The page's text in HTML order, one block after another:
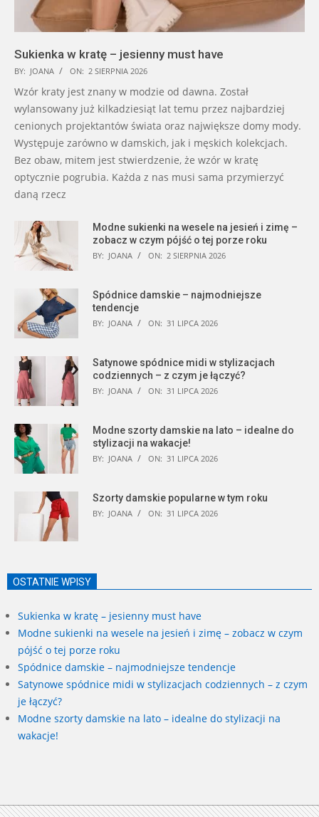
Sukienka w kratę – jesienny must have
BY: JOANA ON: 2 SIERPNIA 2026
Wzór kraty jest znany w modzie od dawna. Został
wylansowany już kilkadziesiąt lat temu przez najbardziej
cenionych projektantów świata oraz największe domy mody.
Występuje zarówno w damskich, jak i męskich kolekcjach.
Bez obaw, mitem jest stwierdzenie, że wzór w kratę
optycznie pogrubia. Każda z nas musi sama przymierzyć
daną rzecz
Modne sukienki na wesele na jesień i zimę –
zobacz w czym pójść o tej porze roku
BY: JOANA ON: 2 SIERPNIA 2026
Spódnice damskie – najmodniejsze
tendencje
BY: JOANA ON: 31 LIPCA 2026
Satynowe spódnice midi w stylizacjach
codziennych – z czym je łączyć?
BY: JOANA ON: 31 LIPCA 2026
Modne szorty damskie na lato – idealne do
stylizacji na wakacje!
BY: JOANA ON: 31 LIPCA 2026
Szorty damskie popularne w tym roku
BY: JOANA ON: 31 LIPCA 2026
OSTATNIE WPISY
Sukienka w kratę – jesienny must have
Modne sukienki na wesele na jesień i zimę – zobacz w czym
pójść o tej porze roku
Spódnice damskie – najmodniejsze tendencje
Satynowe spódnice midi w stylizacjach codziennych – z czym
je łączyć?
Modne szorty damskie na lato – idealne do stylizacji na
wakacje!